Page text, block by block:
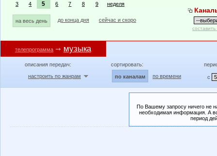
3 4 5 6 7 8 9 неделя
на весь день до конца дня сейчас и скоро
телепрограмма музыка
описания передач:
настроить по жанрам
сортировать:
по каналам по времени с
По Вашему запросу ничего не
необходимая информация. А
период